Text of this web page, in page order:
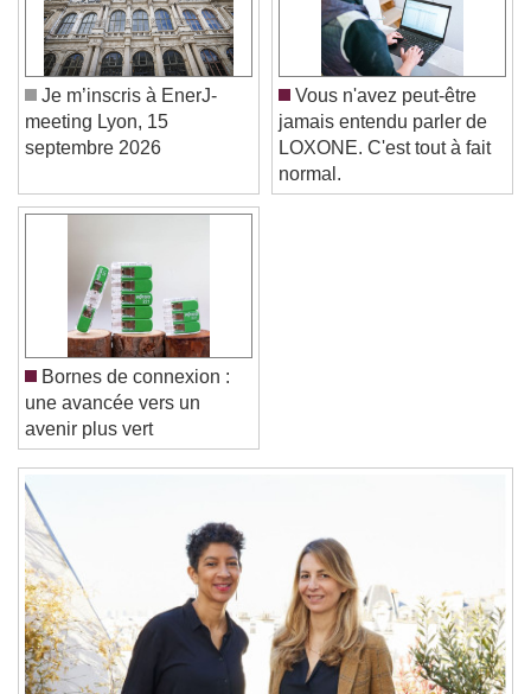
Text Background
Color Opacity
Caption Area Background
Color
Font Size
Text Edge Style
Font Family
Reset
Je m’inscris à EnerJ-
meeting Lyon, 15
Vous n'avez peut-être
jamais entendu parler de
LOXONE. C'est tout à fait
normal.
Bornes de connexion :
une avancée vers un
avenir plus vert